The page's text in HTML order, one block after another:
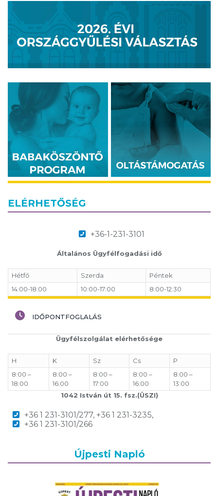
ELÉRHETŐSÉG
+36-1-231-3101
Általános Ügyfélfogadási idő
Hétfő Szerda
Péntek
14:00-18:00
10:00-17:00 8:00-12:30
IDŐPONTFOGLALÁS
Ügyfélszolgálat elérhetősége
H K Sz Cs
P
8:00 –
18:00
8:00 –
16:00
8:00 –
17:00
8:00 –
16:00
8:00 –
13:00
1042 István út 15. fsz.(ÜSZI)
+36 1 231-3101/277, +36 1 231-3235,
+36 1 231-3101/266
Újpesti Napló